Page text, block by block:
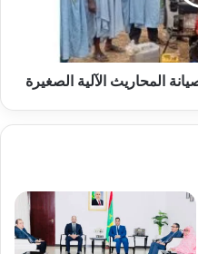
المحاريث الآلية الصغيرة